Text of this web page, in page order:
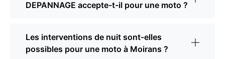
DEPANNAGE accepte-t-il pour une moto ?
Les interventions de nuit sont-elles
possibles pour une moto à Moirans ?